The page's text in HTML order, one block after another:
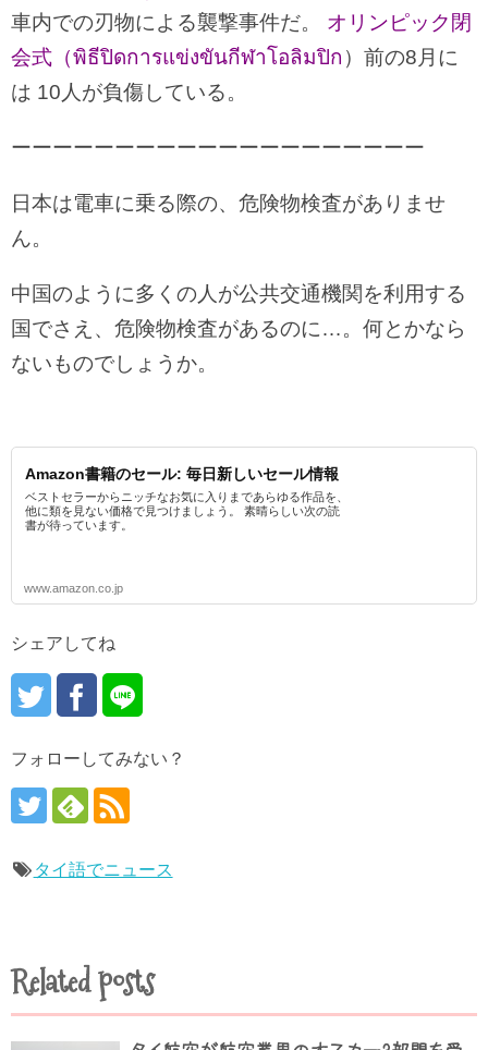
車内での刃物による襲撃事件だ。 オリンピック閉
会式（พิธีปิดการแข่งขันกีฬาโอลิมปิก ）前の8月に
は 10人が負傷している。
ーーーーーーーーーーーーーーーーーーーー
日本は電車に乗る際の、危険物検査がありませ
ん。
中国のように多くの人が公共交通機関を利用する
国でさえ、危険物検査があるのに…。何とかなら
ないものでしょうか。
Amazon書籍のセール: 毎日新しいセール情報
ベストセラーからニッチなお気に入りまであらゆる作品を、
他に類を見ない価格で見つけましょう。 素晴らしい次の読
書が待っています。
www.amazon.co.jp
シェアしてね
フォローしてみない？
タイ語でニュース
Related posts